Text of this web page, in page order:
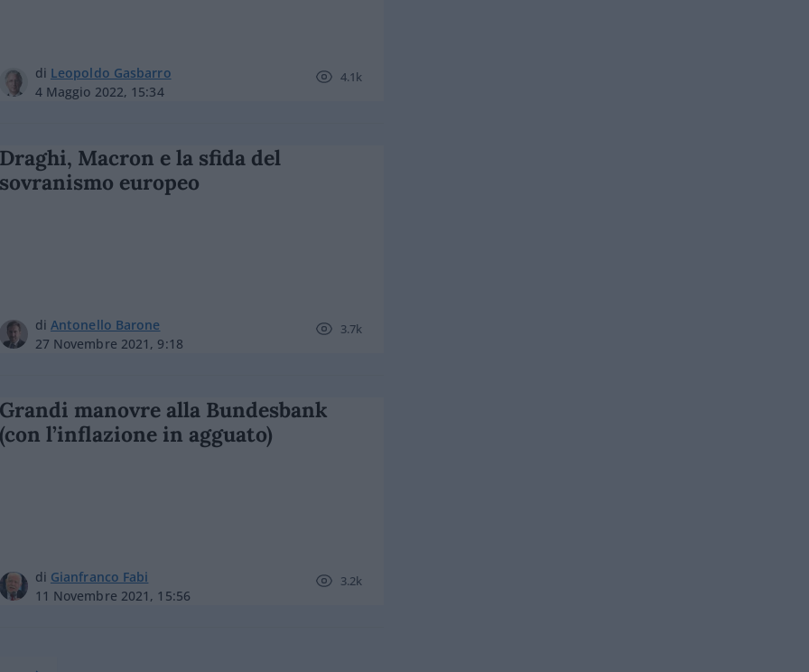
di Leopoldo Gasbarro
4 Maggio 2022, 15:34
4.1k
Draghi, Macron e la sfida del
sovranismo europeo
di Antonello Barone
27 Novembre 2021, 9:18
3.7k
Grandi manovre alla Bundesbank
(con l’inflazione in agguato)
di Gianfranco Fabi
11 Novembre 2021, 15:56
3.2k